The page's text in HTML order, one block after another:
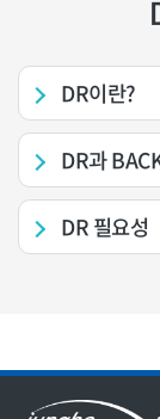
DR이란?
DR과
DR 필요성